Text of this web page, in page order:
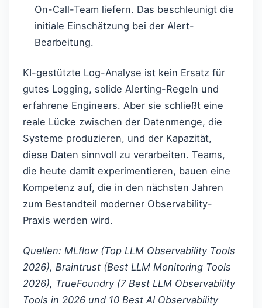
On-Call-Team liefern. Das beschleunigt die
initiale Einschätzung bei der Alert-
Bearbeitung.
KI-gestützte Log-Analyse ist kein Ersatz für
gutes Logging, solide Alerting-Regeln und
erfahrene Engineers. Aber sie schließt eine
reale Lücke zwischen der Datenmenge, die
Systeme produzieren, und der Kapazität,
diese Daten sinnvoll zu verarbeiten. Teams,
die heute damit experimentieren, bauen eine
Kompetenz auf, die in den nächsten Jahren
zum Bestandteil moderner Observability-
Praxis werden wird.
Quellen: MLflow (Top LLM Observability Tools
2026), Braintrust (Best LLM Monitoring Tools
2026), TrueFoundry (7 Best LLM Observability
Tools in 2026 und 10 Best AI Observability